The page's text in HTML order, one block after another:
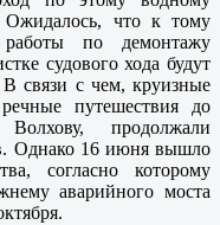
что к тому
по демонтажу
судового хода будут
связи с чем, круизные
путешествия до
продолжали
Однако 16 июня вышло
согласно которому
аварийного моста